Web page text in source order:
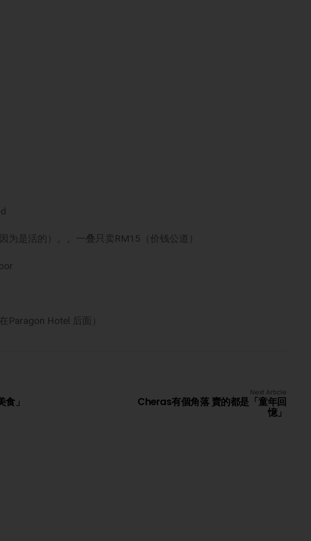
为是活的）。。一叠只卖RM15（价钱公道）
Paragon Hotel 后面）
」
Next Article
Cheras有個角落 賣的都是「童年回
憶」